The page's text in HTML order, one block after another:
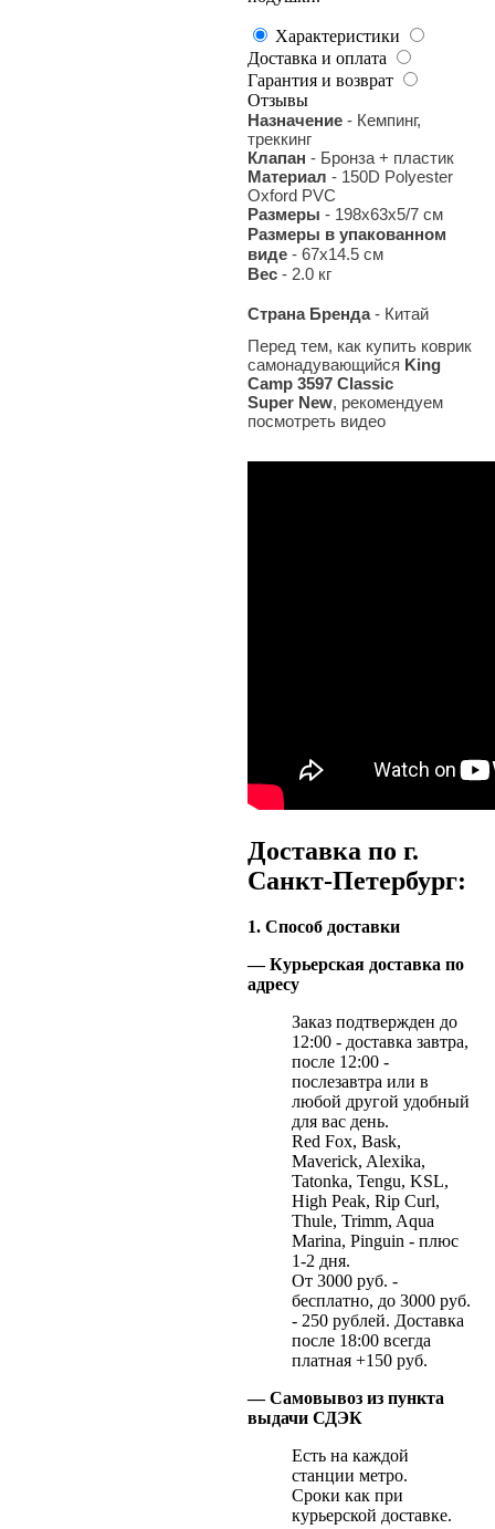
Характеристики
Доставка и оплата
Гарантия и возврат
Отзывы
Назначение - Кемпинг,
треккинг
Клапан - Бронза + пластик
Материал - 150D Polyester
Oxford PVC
Размеры - 198х63х5/7 см
Размеры в упакованном
виде - 67х14.5 см
Вес - 2.0 кг
Страна Бренда- Китай
Перед тем, как купить коврик
самонадувающийся King
Camp 3597 Classic
Super New, рекомендуем
посмотреть видео
Доставка по г.
Санкт-Петербург:
1. Способ доставки
— Курьерская доставка по
адресу
Заказ подтвержден до
12:00 - доставка завтра,
после 12:00 -
послезавтра или в
любой другой удобный
для вас день.
Red Fox, Bask,
Maverick, Alexika,
Tatonka, Tengu, KSL,
High Peak, Rip Curl,
Thule, Trimm, Aqua
Marina, Pinguin - плюс
1-2 дня.
От 3000 руб. -
бесплатно, до 3000 руб.
- 250 рублей. Доставка
после 18:00 всегда
платная +150 руб.
— Самовывоз из пункта
выдачи СДЭК
Есть на каждой
станции метро.
Сроки как при
курьерской доставке.